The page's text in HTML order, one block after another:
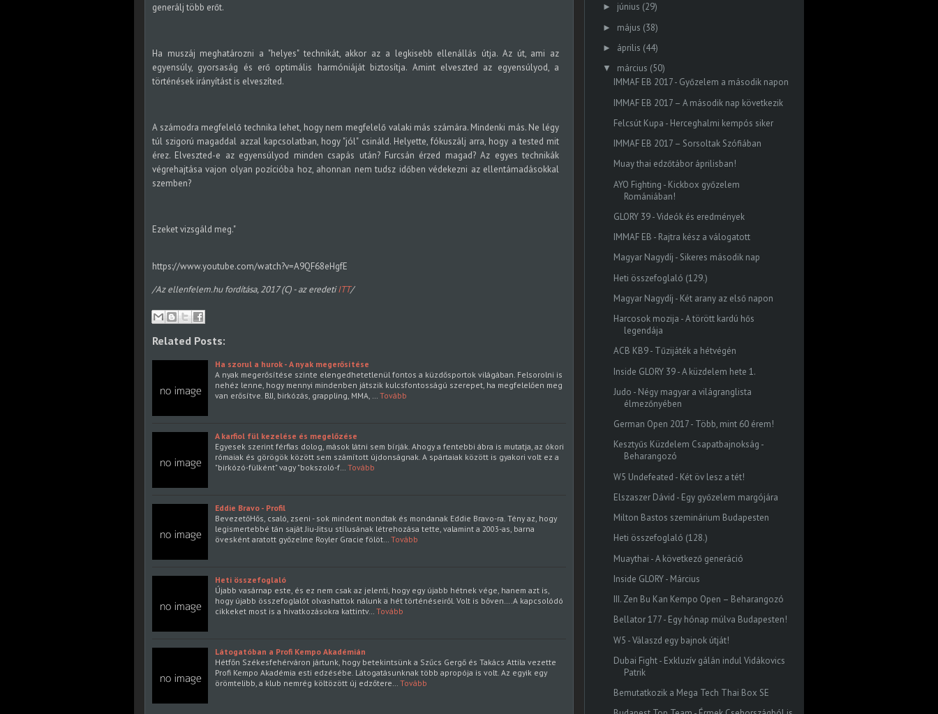
generálj több erőt.
Ha muszáj meghatározni a "helyes" technikát, akkor az a legkisebb ellenállás útja. Az út, ami az
egyensúly, gyorsaság és erő optimális harmóniáját biztosítja. Amint elveszted az egyensúlyod, a
történések irányítást is elveszíted.
A számodra megfelelő technika lehet, hogy nem megfelelő valaki más számára. Mindenki más. Ne légy
túl szigorú magaddal azzal kapcsolatban, hogy "jól" csináld. Helyette, fókuszálj arra, hogy a tested mit
érez. Elveszted-e az egyensúlyod minden csapás után? Furcsán érzed magad? Az egyes technikák
végrehajtása vajon olyan pozícióba hoz, ahonnan nem tudsz időben védekezni az ellentámadásokkal
szemben?
Ezeket vizsgáld meg."
https://www.youtube.com/watch?v=A9QF68eHgfE
/Az ellenfelem.hu fordítása, 2017 (C) - az eredetiITT/
Related Posts:
Ha szorul a hurok - A nyak megerősítése
A nyak megerősítése szinte elengedhetetlenül fontos a küzdősportok világában. Felsorolni is
nehéz lenne, hogy mennyi mindenben játszik kulcsfontosságú szerepet, ha megfelelően meg
van erősítve. BJJ, birkózás, grappling, MMA, … Tovább
A karfiol fül kezelése és megelőzése
Egyesek szerint férfias dolog, mások látni sem bírják. Ahogy a fentebbi ábra is mutatja, az ókori
rómaiak és görögök között sem számított újdonságnak. A spártaiak között is gyakori volt ez a
"birkózó-fülként" vagy "bokszoló-f… Tovább
Eddie Bravo - Profil
BevezetőHős, csaló, zseni - sok mindent mondtak és mondanak Eddie Bravo-ra. Tény az, hogy
legismertebbé tán saját Jiu-Jitsu stílusának létrehozása tette, valamint a 2003-as, barna
övesként aratott győzelme Royler Gracie fölöt… Tovább
Heti összefoglaló
Újabb vasárnap este, és ez nem csak az jelenti, hogy egy újabb hétnek vége, hanem azt is,
hogy újabb összefoglalót olvashattok nálunk a hét történéseiről. Volt is bőven….A kapcsolódó
cikkeket most is a hivatkozásokra kattintv… Tovább
Látogatóban a Profi Kempo Akadémián
Hétfőn Székesfehérváron jártunk, hogy betekintsünk a Szűcs Gergő és Takács Attila vezette
Profi Kempo Akadémia esti edzésébe. Látogatásunknak több apropója is volt. Az egyik egy
örömtelibb, a klub nemrég költözött új edzőtere… Tovább
► június (29)
► május (38)
► április (44)
▼ március (50)
IMMAF EB 2017 - Győzelem a második napon
IMMAF EB 2017 – A második nap következik
Felcsút Kupa - Herceghalmi kempós siker
IMMAF EB 2017 – Sorsoltak Szófiában
Muay thai edzőtábor áprilisban!
AYO Fighting - Kickbox győzelem
Romániában!
GLORY 39 - Videók és eredmények
IMMAF EB - Rajtra kész a válogatott
Magyar Nagydíj - Sikeres második nap
Heti összefoglaló (129.)
Magyar Nagydíj - Két arany az első napon
Harcosok mozija - A törött kardú hős
legendája
ACB KB9 - Tűzijáték a hétvégén
Inside GLORY 39 - A küzdelem hete 1.
Judo - Négy magyar a világranglista
élmezőnyében
German Open 2017 - Több, mint 60 érem!
Kesztyűs Küzdelem Csapatbajnokság -
Beharangozó
W5 Undefeated - Két öv lesz a tét!
Elszaszer Dávid - Egy győzelem margójára
Milton Bastos szeminárium Budapesten
Heti összefoglaló (128.)
Muaythai - A következő generáció
Inside GLORY - Március
III. Zen Bu Kan Kempo Open – Beharangozó
Bellator 177 - Egy hónap múlva Budapesten!
W5 - Válaszd egy bajnok útját!
Dubai Fight - Exkluzív gálán indul Vidákovics
Patrik
Bemutatkozik a Mega Tech Thai Box SE